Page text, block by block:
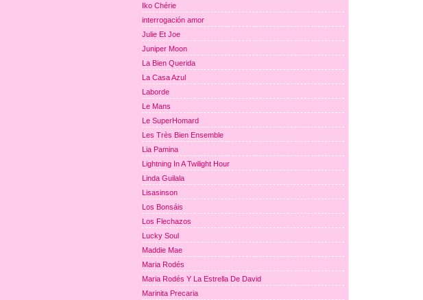
Iko Chérie
interrogación amor
Julie Et Joe
Juniper Moon
La Bien Querida
La Casa Azul
Laborde
Le Mans
Le SuperHomard
Les Très Bien Ensemble
Lia Pamina
Lightning In A Twilight Hour
Linda Guilala
Lisasinson
Los Bonsáis
Los Flechazos
Lucky Soul
Maddie Mae
Maria Rodés
Maria Rodés Y La Estrella De David
Marinita Precaria